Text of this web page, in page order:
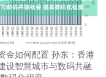
金如何配置 孙东：香港
设智慧城市与数码共融